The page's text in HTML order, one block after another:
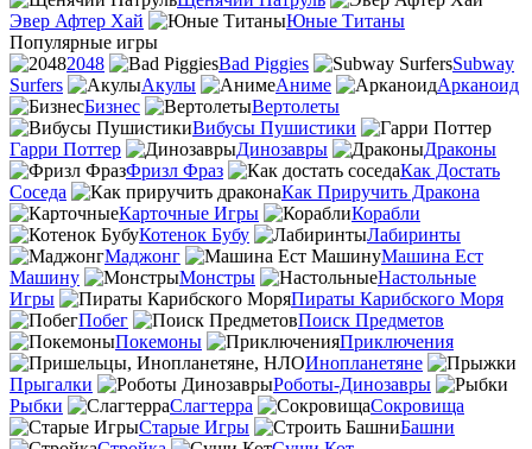
Эвер Афтер Хай
Юные Титаны
Популярные игры
2048
Bad Piggies
Subway
Surfers
Акулы Аниме
Арканоид
Бизнес
Вертолеты
Вибусы Пушистики
Гарри Поттер
Динозавры
Драконы
Фризл Фраз
Как Достать
Соседа
Как Приручить Дракона
Карточные Игры
Корабли
Котенок Бубу
Лабиринты
Маджонг
Машина Ест
Машину
Монстры
Настольные
Игры
Пираты Карибского Моря
Побег
Поиск Предметов
Покемоны
Приключения
Инопланетяне
Прыгалки
Роботы-Динозавры
Рыбки
Слагтерра
Сокровища
Старые Игры
Башни